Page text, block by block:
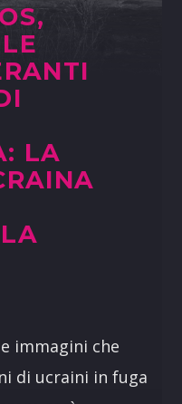
LA
immagini che
di ucraini in fuga